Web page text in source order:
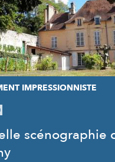
IMPRESSIONNISTE
scénographie